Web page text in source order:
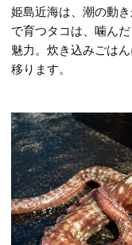
姫島近海は、潮の動
で育つタコは、噛ん
魅力。炊き込みごは
移ります。